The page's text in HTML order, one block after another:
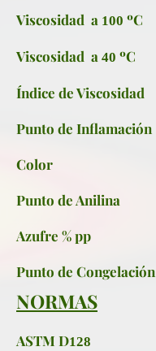
Viscosidad a 100 ºC
Viscosidad a 40 ºC
Índice de Viscosidad
Punto de Inflamación
Color
Punto de Anilina
Azufre % pp
Punto de Congelación
NORMAS
ASTM D128